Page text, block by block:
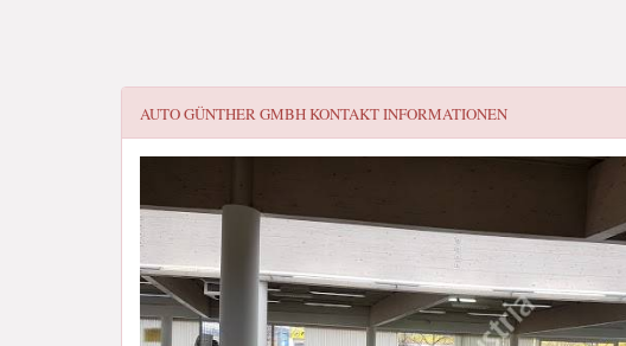
AUTO GÜNTHER GMBHKONTAKT INFORMATIONEN